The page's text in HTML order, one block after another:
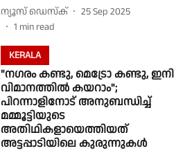
ന്യൂസ് ഡെസ്ക്
25 Sep 2025
1 min read
KERALA
"നഗരം കണ്ടു, മെട്രോ കണ്ടു, ഇനി
വിമാനത്തിൽ കയറാം";
പിറന്നാളിനോട് അനുബന്ധിച്ച്
മമ്മൂട്ടിയുടെ
അതിഥികളായെത്തിയത്
അട്ടപ്പാടിയിലെ കുരുന്നുകൾ